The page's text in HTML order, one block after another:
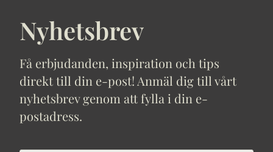
Nyhetsbrev
Få erbjudanden, inspiration och tips
direkt till din e-post! Anmäl dig till vårt
nyhetsbrev genom att fylla i din e-
postadress.